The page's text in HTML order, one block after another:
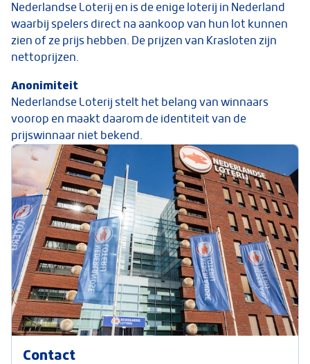
Nederlandse Loterij en is de enige loterij in Nederland
waarbij spelers direct na aankoop van hun lot kunnen
zien of ze prijs hebben. De prijzen van Krasloten zijn
nettoprijzen.
Anonimiteit
Nederlandse Loterij stelt het belang van winnaars
voorop en maakt daarom de identiteit van de
prijswinnaar niet bekend.
Contact